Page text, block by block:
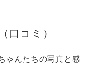
口コミ）
ゃんたちの写真と感